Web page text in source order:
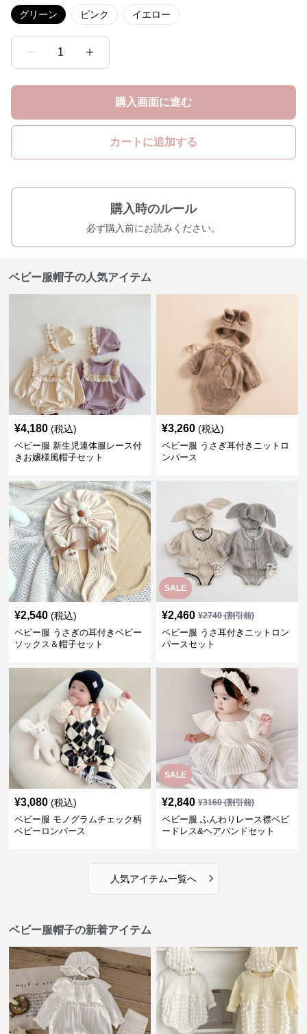
グリーン ピンク イエロー
1
購入画面に進む
カートに追加する
購入時のルール
必ず購入前にお読みください。
ベビー服帽子の人気アイテム
¥4,180 (税込)
ベビー服 新生児連体服レース付
きお嬢様風帽子セット
¥3,260 (税込)
ベビー服 うさぎ耳付きニットロ
ンパース
¥2,540 (税込)
ベビー服 うさぎの耳付きベビー
ソックス＆帽子セット
SALE
¥2,460 ¥2740(割引前)
ベビー服 うさ耳付きニットロン
パースセット
¥3,080 (税込)
ベビー服 モノグラムチェック柄
ベビーロンパース
SALE
¥2,840 ¥3160(割引前)
ベビー服 ふんわりレース襟ベビ
ードレス&ヘアバンドセット
人気アイテム一覧へ ›
ベビー服帽子の新着アイテム